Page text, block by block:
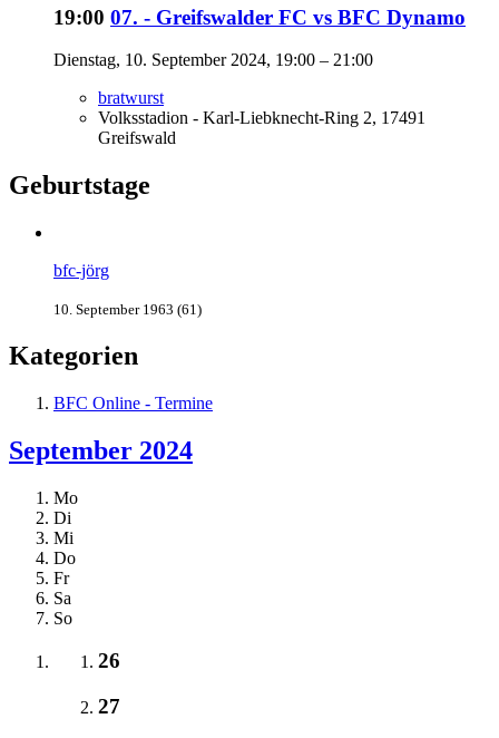
19:00 07. - Greifswalder FC vs BFC Dynamo
Dienstag, 10. September 2024, 19:00 – 21:00
bratwurst
Volksstadion - Karl-Liebknecht-Ring 2, 17491
Greifswald
Geburtstage
bfc-jörg
10. September 1963 (61)
Kategorien
BFC Online - Termine
September 2024
Mo
Di
Mi
Do
Fr
Sa
So
26
27